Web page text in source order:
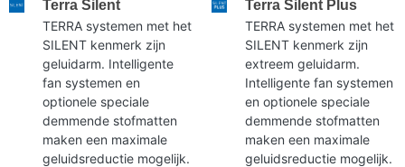
Terra Silent
TERRA systemen met het
SILENT kenmerk zijn
geluidarm. Intelligente
fan systemen en
optionele speciale
demmende stofmatten
maken een maximale
geluidsreductie mogelijk.
Terra Silent Plus
TERRA systemen met het
SILENT kenmerk zijn
extreem geluidarm.
Intelligente fan systemen
en optionele speciale
demmende stofmatten
maken een maximale
geluidsreductie mogelijk.